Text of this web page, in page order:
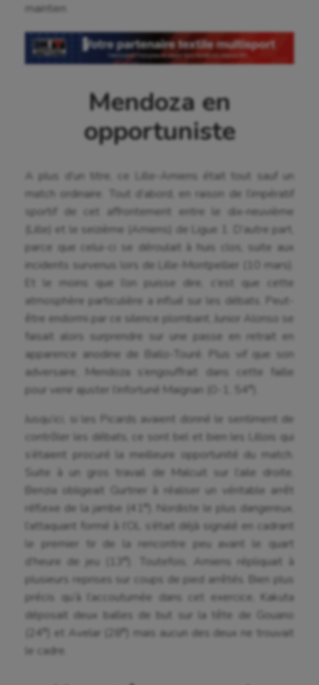
Aéronautique
Athlétisme
maintien.
Mendoza en
opportuniste
A plus d’un titre, ce Lille-Amiens était tout sauf un
match ordinaire. Tout d’abord, en raison de l’impératif
sportif de cet affrontement entre le dix-neuvième
(Lille) et le seizième (Amiens) de Ligue 1. D’autre part,
parce que celui-ci se déroulait à huis clos, suite aux
incidents survenus lors de Lille-Montpellier (10 mars).
Et le moins que l’on puisse dire, c’est que cette
atmosphère particulière a influé sur les débats. Peut-
être endormi par ce silence plombant, Junior Alonso se
faisait alors surprendre sur une passe en retrait en
apparence anodine de Ballo-Touré. Plus vif que son
adversaire, Mendoza s’engouffrait dans cette faille
pour venir ajuster l’infortuné Maignan (0-1, 54e
Jusqu’ici, si les Picards avaient donné le sentiment de
contrôler les débats, ce sont bel et bien les Lillois qui
s’étaient procuré la meilleure opportunité du match.
Suite à un gros travail de Malcuit sur l’aile droite,
Benzia obligeait Gurtner à réaliser un véritable arrêt
réflexe de la jambe (41
e
). Nordiste le plus dangereux,
l’attaquant formé à l’OL s’était déjà signalé en cadrant
le premier tir de la rencontre peu avant le quart
d’heure de jeu (13e
). Toutefois, Amiens répliquait à
plusieurs reprises sur coups de pied arrêtés. Bien plus
précis qu’à l’accoutumée dans cet exercice, Kakuta
déposait deux balles de but sur la tête de Gouano
(24e ) et Avelar (28e
) mais aucun des deux ne trouvait
le cadre.